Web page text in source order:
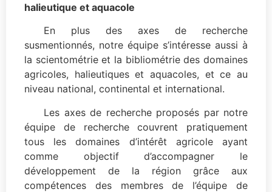
halieutique et aquacole
En plus des axes de recherche
susmentionnés, notre équipe s’intéresse aussi à
la scientométrie et la bibliométrie des domaines
agricoles, halieutiques et aquacoles, et ce au
niveau national, continental et international.
Les axes de recherche proposés par notre
équipe de recherche couvrent pratiquement
tous les domaines d’intérêt agricole ayant
comme objectif d’accompagner le
développement de la région grâce aux
compétences des membres de l’équipe de